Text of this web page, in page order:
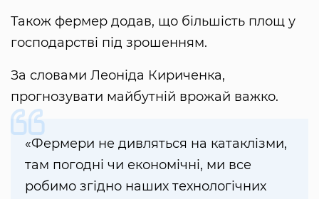
Також фермер додав, що більшість площ у
господарстві під зрошенням.
За словами Леоніда Кириченка,
прогнозувати майбутній врожай важко.
«Фермери не дивляться на катаклізми,
там погодні чи економічні, ми все
робимо згідно наших технологічних